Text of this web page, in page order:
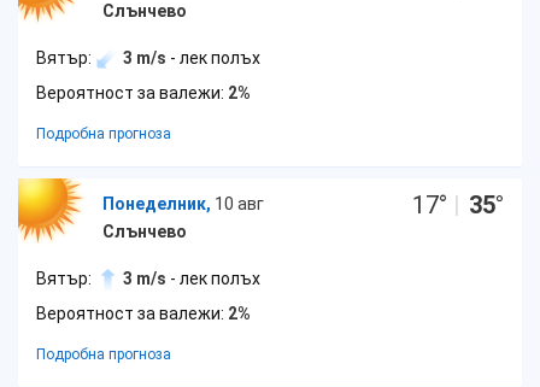
Слънчево
Вятър: 3 m/s - лек полъх
Вероятност за валежи: 2%
Подробна прогноза
Понеделник, 10 авг
Слънчево
17° | 35°
Вятър: 3 m/s - лек полъх
Вероятност за валежи: 2%
Подробна прогноза